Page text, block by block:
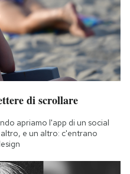
di scrollare
apriamo l'app di un social
e un altro: c'entrano